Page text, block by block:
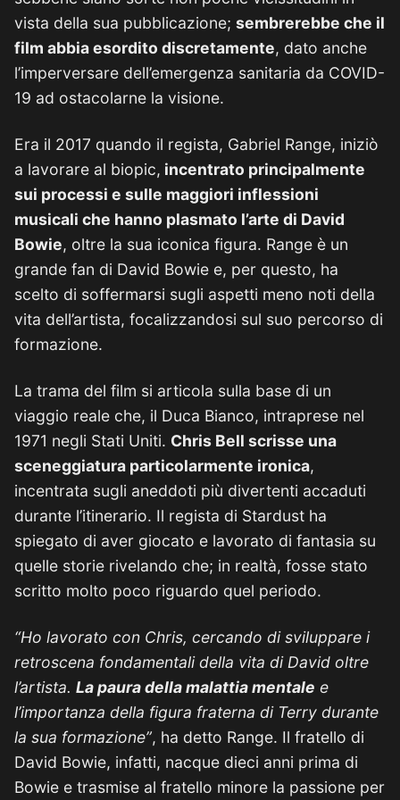
vista della sua pubblicazione; sembrerebbe che il
film abbia esordito discretamente, dato anche
l’imperversare dell’emergenza sanitaria da COVID-
19 ad ostacolarne la visione.
Era il 2017 quando il regista, Gabriel Range, iniziò
a lavorare al biopic, incentrato principalmente
sui processi e sulle maggiori inflessioni
musicali che hanno plasmato l’arte di David
Bowie, oltre la sua iconica figura. Range è un
grande fan di David Bowie e, per questo, ha
scelto di soffermarsi sugli aspetti meno noti della
vita dell’artista, focalizzandosi sul suo percorso di
formazione.
La trama del film si articola sulla base di un
viaggio reale che, il Duca Bianco, intraprese nel
1971 negli Stati Uniti. Chris Bell scrisse una
sceneggiatura particolarmente ironica,
incentrata sugli aneddoti più divertenti accaduti
durante l’itinerario. Il regista di Stardust ha
spiegato di aver giocato e lavorato di fantasia su
quelle storie rivelando che; in realtà, fosse stato
scritto molto poco riguardo quel periodo.
“Ho lavorato con Chris, cercando di sviluppare i
retroscena fondamentali della vita di David oltre
l’artista. La paura della malattia mentale e
l’importanza della figura fraterna di Terry durante
la sua formazione”, ha detto Range. Il fratello di
David Bowie, infatti, nacque dieci anni prima di
Bowie e trasmise al fratello minore la passione per